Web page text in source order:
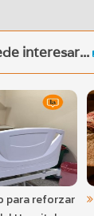
interesar...
para reforzar